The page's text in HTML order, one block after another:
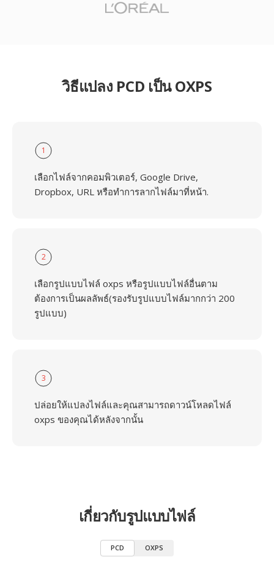
วิธีแปลง PCD เป็น OXPS
1
เลือกไฟล์จากคอมพิวเตอร์, Google Drive,
Dropbox, URL หรือทำการลากไฟล์มาที่หน้า.
2
เลือกรูปแบบไฟล์ oxps หรือรูปแบบไฟล์อื่นตาม
ต้องการเป็นผลลัพธ์(รองรับรูปแบบไฟล์มากกว่า 200
รูปแบบ)
3
ปล่อยให้แปลงไฟล์และคุณสามารถดาวน์โหลดไฟล์
oxps ของคุณได้หลังจากนั้น
เกี่ยวกับรูปแบบไฟล์
PCD OXPS